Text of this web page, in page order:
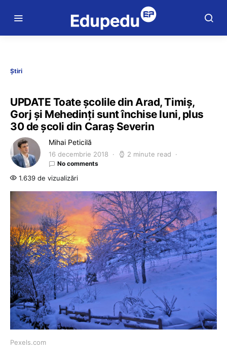
Știri
UPDATE Toate școlile din Arad, Timiș,
Gorj și Mehedinți sunt închise luni, plus
30 de școli din Caraș Severin
Mihai Peticilă
16 decembrie 2018 2 minute read
No comments
1.639 de vizualizări
Pexels.com